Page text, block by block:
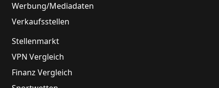
Werbung/Mediadaten
Verkaufsstellen
Stellenmarkt
VPN Vergleich
Finanz Vergleich